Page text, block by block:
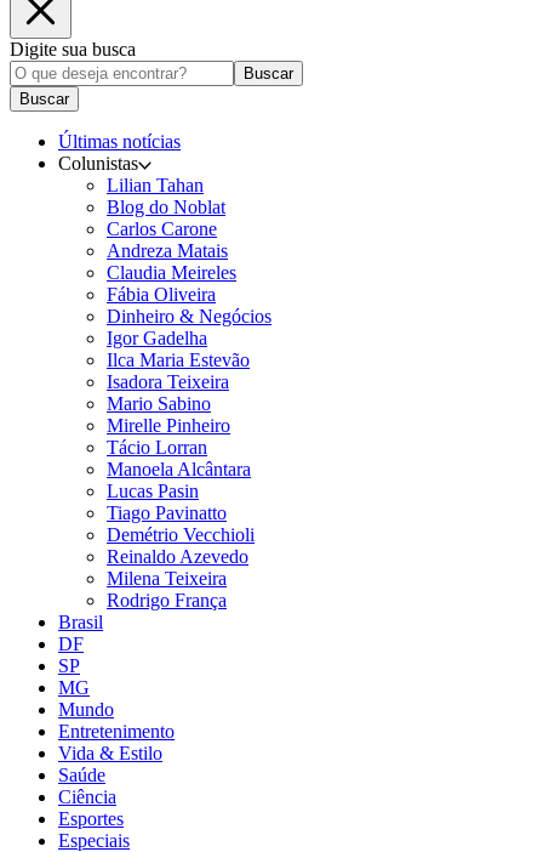
Digite sua busca
Buscar
Buscar
Últimas notícias
Colunistas
Lilian Tahan
Blog do Noblat
Carlos Carone
Andreza Matais
Claudia Meireles
Fábia Oliveira
Dinheiro & Negócios
Igor Gadelha
Ilca Maria Estevão
Isadora Teixeira
Mario Sabino
Mirelle Pinheiro
Tácio Lorran
Manoela Alcântara
Lucas Pasin
Tiago Pavinatto
Demétrio Vecchioli
Reinaldo Azevedo
Milena Teixeira
Rodrigo França
Brasil
DF
SP
MG
Mundo
Entretenimento
Vida & Estilo
Saúde
Ciência
Esportes
Especiais